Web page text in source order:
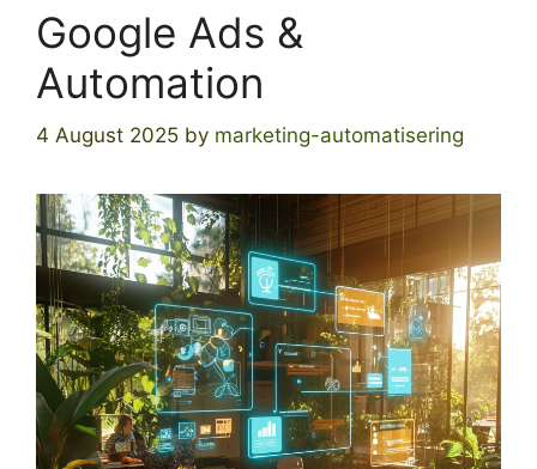
Google Ads &
Automation
4 August 2025 by marketing-automatisering